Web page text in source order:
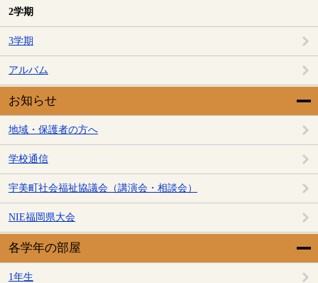
2学期
3学期
アルバム
お知らせ
地域・保護者の方へ
学校通信
宇美町社会福祉協議会（講演会・相談会）
NIE福岡県大会
各学年の部屋
1年生